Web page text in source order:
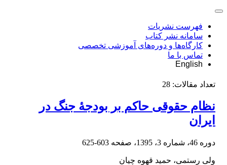
فهرست نشریات
سامانه نشر کتاب
کارگاه‌ها و دوره‌های آموزشی تخصصی
تماس با ما
English
تعداد مقالات: 28
نظام حقوقی حاکم بر بودجۀ جنگ در
ایران
دوره 46، شماره 3، 1395، صفحه 603-625
ولی رستمی، حمید قهوه چیان